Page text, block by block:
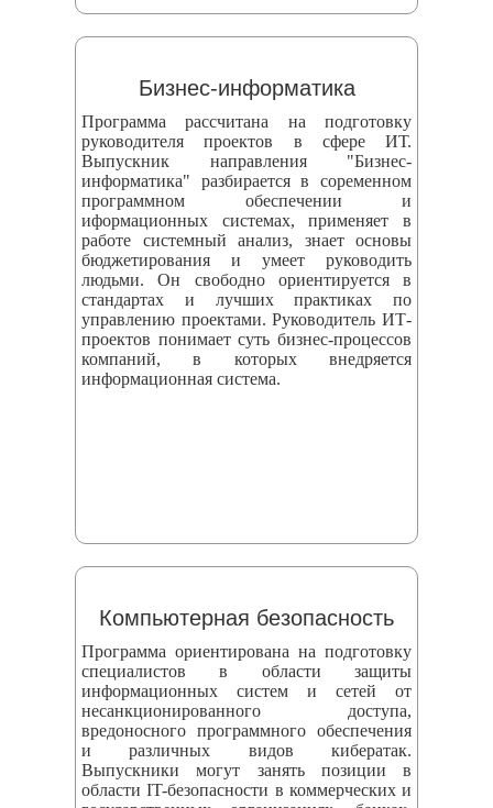
Бизнес-информатика
Программа рассчитана на подготовку
руководителя проектов в сфере ИТ.
Выпускник направления "Бизнес-
информатика" разбирается в соременном
программном обеспечении и
иформационных системах, применяет в
работе системный анализ, знает основы
бюджетирования и умеет руководить
людьми. Он свободно ориентируется в
стандартах и лучших практиках по
управлению проектами. Руководитель ИТ-
проектов понимает суть бизнес-процессов
компаний, в которых внедряется
информационная система.
Компьютерная безопасность
Программа ориентирована на подготовку
специалистов в области защиты
информационных систем и сетей от
несанкционированного доступа,
вредоносного программного обеспечения
и различных видов кибератак.
Выпускники могут занять позиции в
области IT-безопасности в коммерческих и